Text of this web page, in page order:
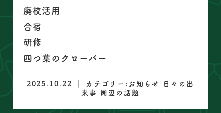
廃校活用
合宿
研修
四つ葉のクローバー
2025.10.22 ｜ カテゴリー: お知らせ
日々の出
来事
周辺の話題